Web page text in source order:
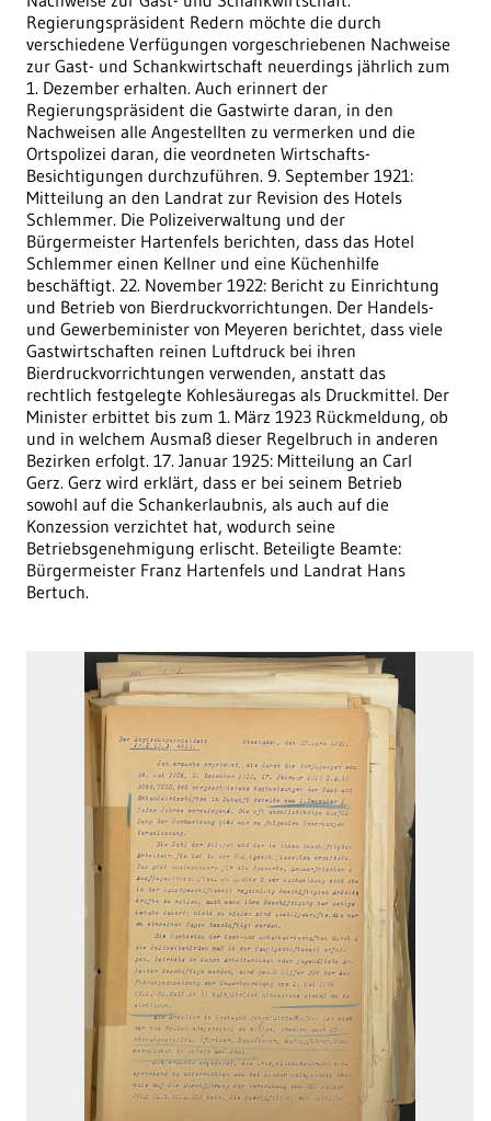
Regierungspräsident Redern möchte die durch
verschiedene Verfügungen vorgeschriebenen Nachweise
zur Gast- und Schankwirtschaft neuerdings jährlich zum
1. Dezember erhalten. Auch erinnert der
Regierungspräsident die Gastwirte daran, in den
Nachweisen alle Angestellten zu vermerken und die
Ortspolizei daran, die veordneten Wirtschafts-
Besichtigungen durchzuführen. 9. September 1921:
Mitteilung an den Landrat zur Revision des Hotels
Schlemmer. Die Polizeiverwaltung und der
Bürgermeister Hartenfels berichten, dass das Hotel
Schlemmer einen Kellner und eine Küchenhilfe
beschäftigt. 22. November 1922: Bericht zu Einrichtung
und Betrieb von Bierdruckvorrichtungen. Der Handels-
und Gewerbeminister von Meyeren berichtet, dass viele
Gastwirtschaften reinen Luftdruck bei ihren
Bierdruckvorrichtungen verwenden, anstatt das
rechtlich festgelegte Kohlesäuregas als Druckmittel. Der
Minister erbittet bis zum 1. März 1923 Rückmeldung, ob
und in welchem Ausmaß dieser Regelbruch in anderen
Bezirken erfolgt. 17. Januar 1925: Mitteilung an Carl
Gerz. Gerz wird erklärt, dass er bei seinem Betrieb
sowohl auf die Schankerlaubnis, als auch auf die
Konzession verzichtet hat, wodurch seine
Betriebsgenehmigung erlischt. Beteiligte Beamte:
Bürgermeister Franz Hartenfels und Landrat Hans
Bertuch.